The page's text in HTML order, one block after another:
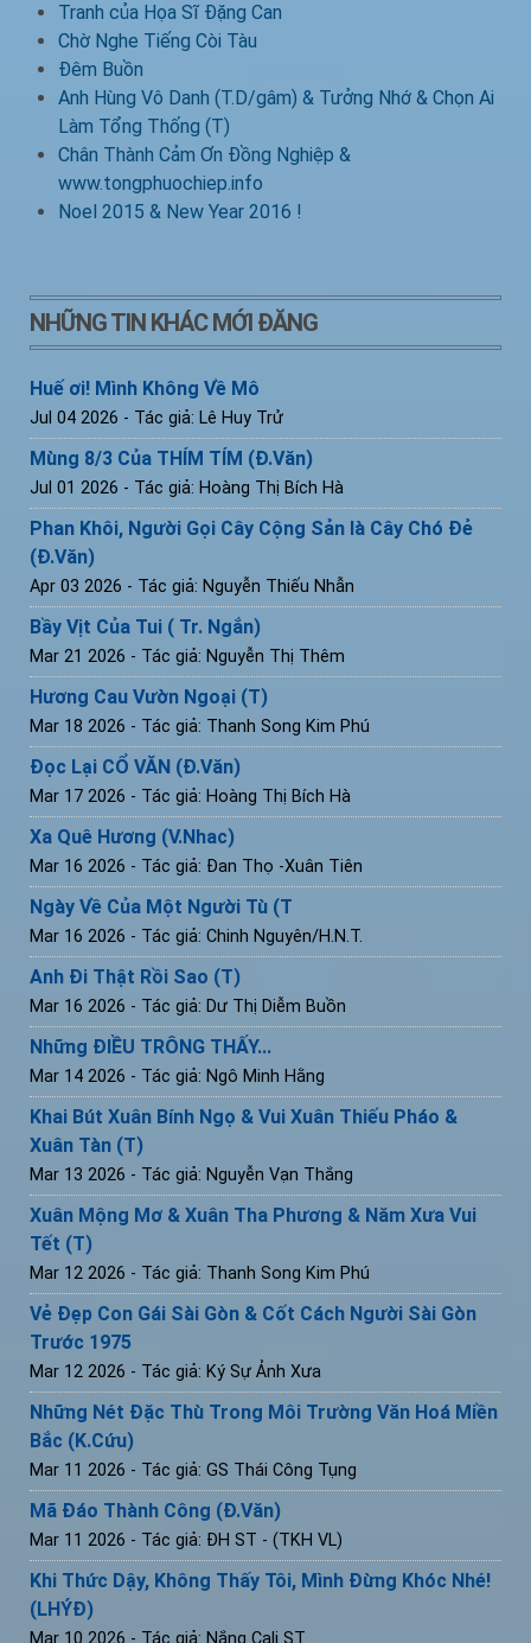
Tranh của Họa Sĩ Đặng Can
Chờ Nghe Tiếng Còi Tàu
Đêm Buồn
Anh Hùng Vô Danh (T.D/gâm) & Tưởng Nhớ & Chọn Ai
Làm Tổng Thống (T)
Chân Thành Cảm Ơn Đồng Nghiệp &
www.tongphuochiep.info
Noel 2015 & New Year 2016 !
NHỮNG TIN KHÁC MỚI ĐĂNG
Huế ơi! Mình Không Về Mô
Jul 04 2026 - Tác giả: Lê Huy Trử
Mùng 8/3 Của THÍM TÍM (Đ.Văn)
Jul 01 2026 - Tác giả: Hoàng Thị Bích Hà
Phan Khôi, Người Gọi Cây Cộng Sản là Cây Chó Đẻ
(Đ.Văn)
Apr 03 2026 - Tác giả: Nguyễn Thiếu Nhẫn
Bầy Vịt Của Tui ( Tr. Ngắn)
Mar 21 2026 - Tác giả: Nguyễn Thị Thêm
Hương Cau Vườn Ngoại (T)
Mar 18 2026 - Tác giả: Thanh Song Kim Phú
Đọc Lại CỔ VĂN (Đ.Văn)
Mar 17 2026 - Tác giả: Hoàng Thị Bích Hà
Xa Quê Hương (V.Nhac)
Mar 16 2026 - Tác giả: Đan Thọ -Xuân Tiên
Ngày Về Của Một Người Tù (T
Mar 16 2026 - Tác giả: Chinh Nguyên/H.N.T.
Anh Đi Thật Rồi Sao (T)
Mar 16 2026 - Tác giả: Dư Thị Diễm Buồn
Những ĐIỀU TRÔNG THẤY...
Mar 14 2026 - Tác giả: Ngô Minh Hằng
Khai Bút Xuân Bính Ngọ & Vui Xuân Thiếu Pháo &
Xuân Tàn (T)
Mar 13 2026 - Tác giả: Nguyễn Vạn Thắng
Xuân Mộng Mơ & Xuân Tha Phương & Năm Xưa Vui
Tết (T)
Mar 12 2026 - Tác giả: Thanh Song Kim Phú
Vẻ Đẹp Con Gái Sài Gòn & Cốt Cách Người Sài Gòn
Trước 1975
Mar 12 2026 - Tác giả: Ký Sự Ảnh Xưa
Những Nét Đặc Thù Trong Môi Trường Văn Hoá Miền
Bắc (K.Cứu)
Mar 11 2026 - Tác giả: GS Thái Công Tụng
Mã Đáo Thành Công (Đ.Văn)
Mar 11 2026 - Tác giả: ĐH ST - (TKH VL)
Khi Thức Dậy, Không Thấy Tôi, Mình Đừng Khóc Nhé!
(LHÝĐ)
Mar 10 2026 - Tác giả: Nắng Cali ST